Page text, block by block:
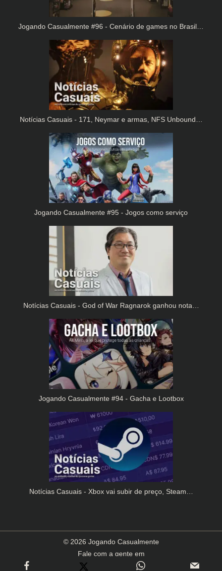
Jogando Casualmente #96 - Cenário de games no Brasil…
Notícias Casuais - 171, Neymar e armas, NFS Unbound…
Jogando Casualmente #95 - Jogos como serviço
Notícias Casuais - God of War Ragnarok ganhou nota…
Jogando Casualmente #94 - Gacha e Lootbox
Notícias Casuais - Xbox vai subir de preço, Steam…
© 2026 Jogando Casualmente
Fale com a gente em
contato(arroba)jogandocasualmente.com.br